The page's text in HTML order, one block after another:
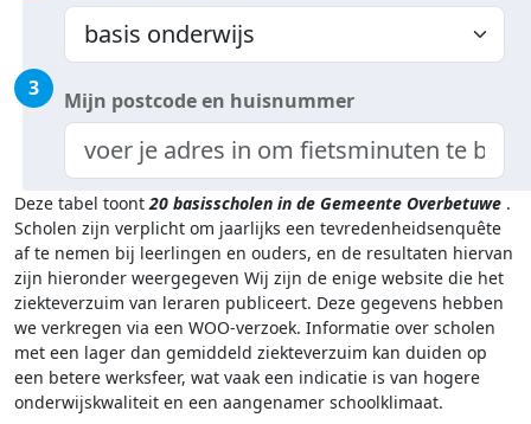
3 Mijn postcode en huisnummer
Deze tabel toont20 basisscholen in de Gemeente Overbetuwe .
Scholen zijn verplicht om jaarlijks een tevredenheidsenquête
af te nemen bij leerlingen en ouders, en de resultaten hiervan
zijn hieronder weergegeven Wij zijn de enige website die het
ziekteverzuim van leraren publiceert. Deze gegevens hebben
we verkregen via een WOO-verzoek. Informatie over scholen
met een lager dan gemiddeld ziekteverzuim kan duiden op
een betere werksfeer, wat vaak een indicatie is van hogere
onderwijskwaliteit en een aangenamer schoolklimaat.